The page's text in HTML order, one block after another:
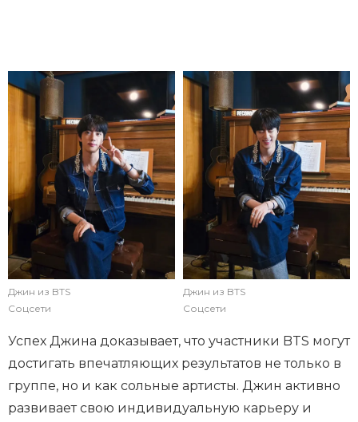
Джин из BTS
Соцсети
Джин из BTS
Соцсети
Успех Джина доказывает, что участники BTS могут
достигать впечатляющих результатов не только в
группе, но и как сольные артисты. Джин активно
развивает свою индивидуальную карьеру и